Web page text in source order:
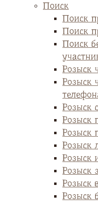
Поиск
Поиск
Поиск
Поиск
Розыск
Розыск
Розыск
Розыск
Розыск
Розыск
Розыск
Розыск
Розыск
Розыск